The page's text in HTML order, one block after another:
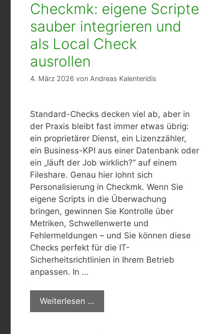
Checkmk: eigene Scripte
sauber integrieren und
als Local Check
ausrollen
4. März 2026 von Andreas Kalenteridis
Standard-Checks decken viel ab, aber in
der Praxis bleibt fast immer etwas übrig:
ein proprietärer Dienst, ein Lizenzzähler,
ein Business-KPI aus einer Datenbank oder
ein „läuft der Job wirklich?“ auf einem
Fileshare. Genau hier lohnt sich
Personalisierung in Checkmk. Wenn Sie
eigene Scripts in die Überwachung
bringen, gewinnen Sie Kontrolle über
Metriken, Schwellenwerte und
Fehlermeldungen – und Sie können diese
Checks perfekt für die IT-
Sicherheitsrichtlinien in Ihrem Betrieb
anpassen. In …
Weiterlesen …